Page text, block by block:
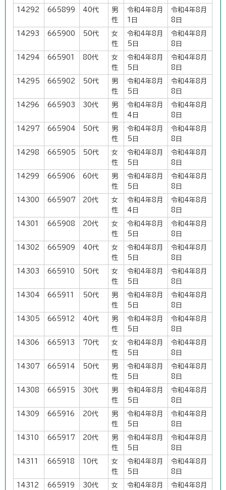
14292 665899 40代
男
性
令和4年8月
1日
令和4年8月
8日
14293 665900 50代
女
性
令和4年8月
5日
令和4年8月
8日
14294 665901 80代
女
性
令和4年8月
5日
令和4年8月
8日
14295 665902 50代
男
性
令和4年8月
5日
令和4年8月
8日
14296 665903 30代
男
性
令和4年8月
4日
令和4年8月
8日
14297 665904 50代
男
性
令和4年8月
5日
令和4年8月
8日
14298 665905 50代
女
性
令和4年8月
5日
令和4年8月
8日
14299 665906 60代
男
性
令和4年8月
5日
令和4年8月
8日
14300 665907 20代
女
性
令和4年8月
4日
令和4年8月
8日
14301 665908 20代
女
性
令和4年8月
5日
令和4年8月
8日
14302 665909 40代
女
性
令和4年8月
5日
令和4年8月
8日
14303 665910 50代
女
性
令和4年8月
5日
令和4年8月
8日
14304 665911 50代
男
性
令和4年8月
5日
令和4年8月
8日
14305 665912 40代
男
性
令和4年8月
5日
令和4年8月
8日
14306 665913 70代
女
性
令和4年8月
5日
令和4年8月
8日
14307 665914 50代
男
性
令和4年8月
5日
令和4年8月
8日
14308 665915 30代
男
性
令和4年8月
5日
令和4年8月
8日
14309 665916 20代
男
性
令和4年8月
5日
令和4年8月
8日
14310 665917 20代
男
性
令和4年8月
5日
令和4年8月
8日
14311 665918 10代
女
性
令和4年8月
5日
令和4年8月
8日
14312 665919 30代
女
令和4年8月
令和4年8月